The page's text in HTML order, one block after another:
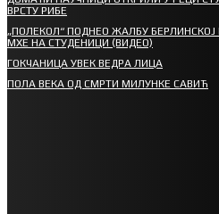
ВРСТУ РИБЕ
„ПОЛЕКОЛ“ ПОДНЕО ЖАЛБУ
МХЕ НА СТУДЕНИЦИ (ВИДЕО)
ГОКЧАНИЦА УВЕК ВЕДРА ЛИЦА
ПОЛА ВЕКА ОД СМРТИ МИЛУНКЕ САВИЋ